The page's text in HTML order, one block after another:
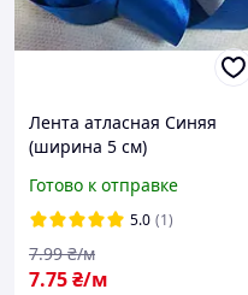
Лента атласная Синяя
(ширина 5 см)
Готово к отправке
5.0 (1)
7.75₴/м
7.99 ₴/м